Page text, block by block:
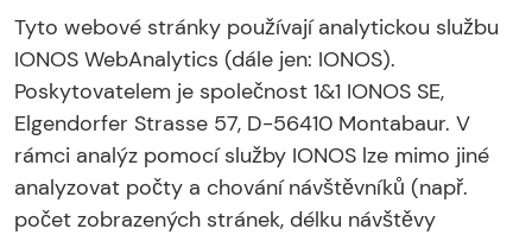
Tyto webové stránky používají analytickou službu
IONOS WebAnalytics (dále jen: IONOS).
Poskytovatelem je společnost 1&1 IONOS SE,
Elgendorfer Strasse 57, D-56410 Montabaur. V
rámci analýz pomocí služby IONOS lze mimo jiné
analyzovat počty a chování návštěvníků (např.
počet zobrazených stránek, délku návštěvy